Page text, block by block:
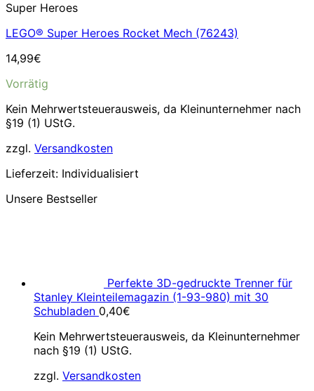
Super Heroes
LEGO® Super Heroes Rocket Mech (76243)
14,99€
Vorrätig
Kein Mehrwertsteuerausweis, da Kleinunternehmer nach
§19 (1) UStG.
zzgl. Versandkosten
Lieferzeit: Individualisiert
Unsere Bestseller
Perfekte 3D-gedruckte Trenner für
Stanley Kleinteilemagazin (1-93-980) mit 30
Schubladen 0,40€
Kein Mehrwertsteuerausweis, da Kleinunternehmer
nach §19 (1) UStG.
zzgl. Versandkosten